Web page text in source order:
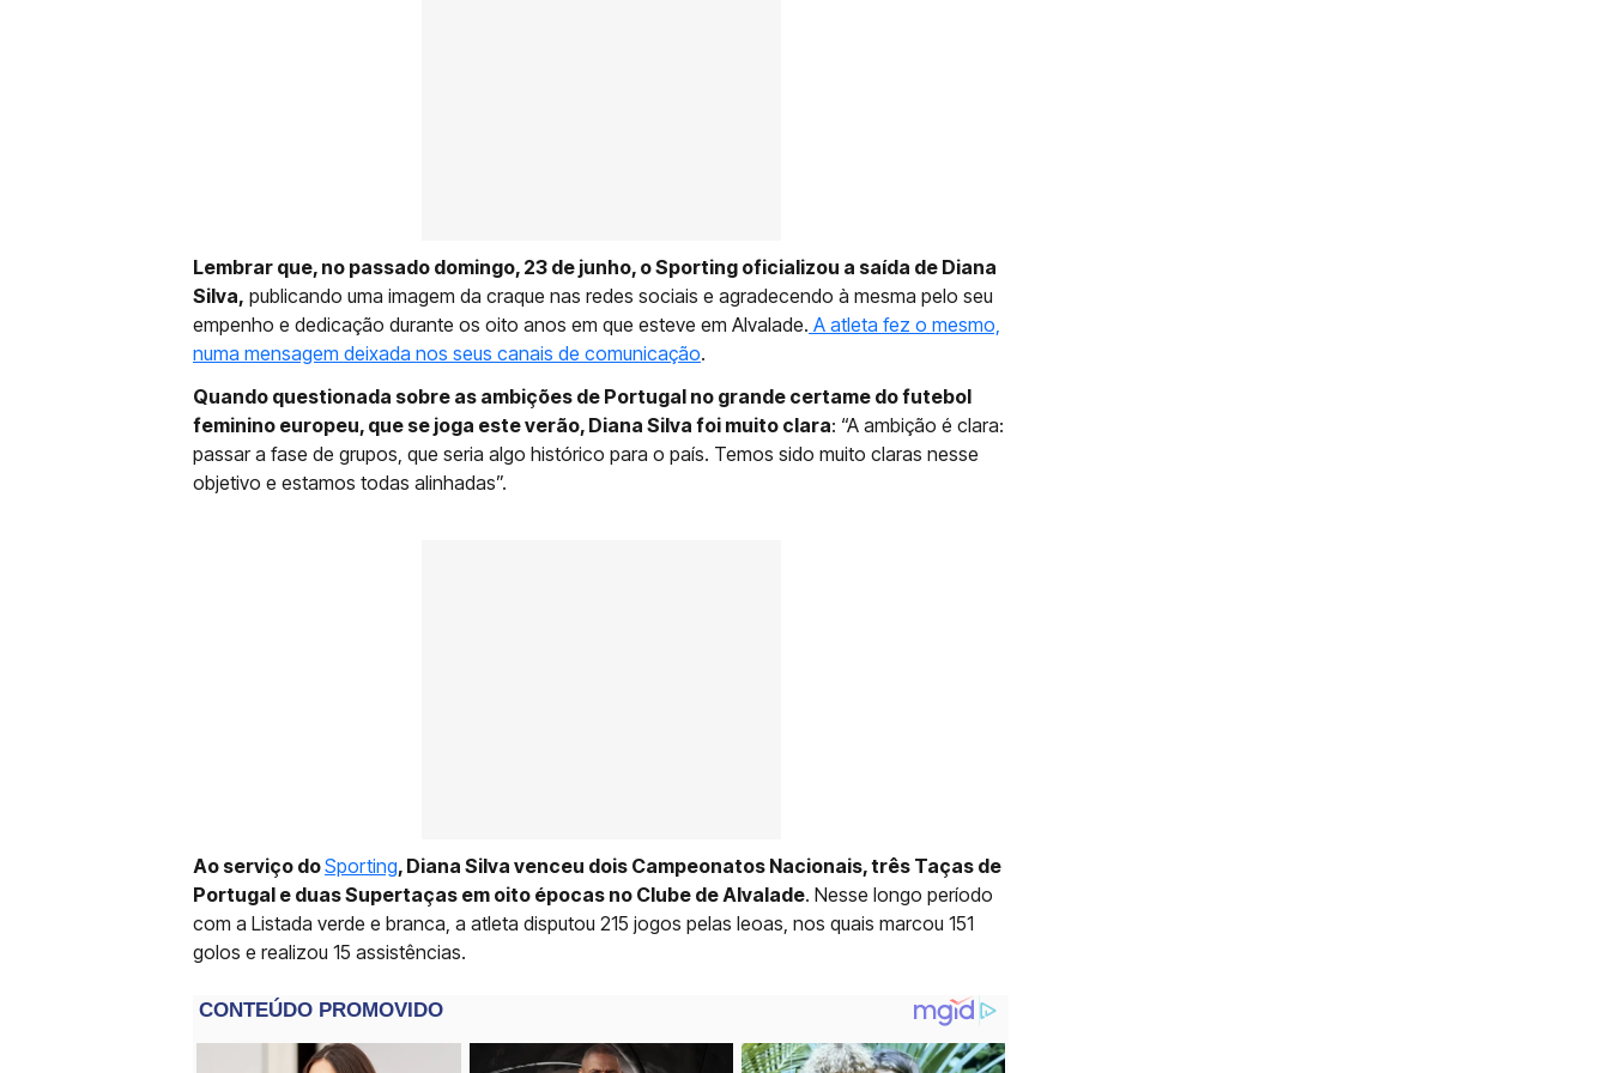
Lembrar que, no passado domingo, 23 de junho, o Sporting oficializou a saída de Diana
Silva, publicando uma imagem da craque nas redes sociais e agradecendo à mesma pelo seu
empenho e dedicação durante os oito anos em que esteve em Alvalade. A atleta fez o mesmo,
numa mensagem deixada nos seus canais de comunicação.
Quando questionada sobre as ambições de Portugal no grande certame do futebol
feminino europeu, que se joga este verão, Diana Silva foi muito clara: “A ambição é clara:
passar a fase de grupos, que seria algo histórico para o país. Temos sido muito claras nesse
objetivo e estamos todas alinhadas”.
Ao serviço doSporting, Diana Silva venceu dois Campeonatos Nacionais, três Taças de
Portugal e duas Supertaças em oito épocas no Clube de Alvalade. Nesse longo período
com a Listada verde e branca, a atleta disputou 215 jogos pelas leoas, nos quais marcou 151
golos e realizou 15 assistências.